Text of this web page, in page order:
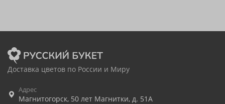
Доставка цветов по России и Миру
Адрес
Магнитогорск, 50 лет Магнитки, д. 51А